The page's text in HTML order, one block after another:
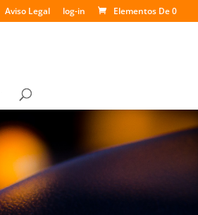
Aviso Legal log-in Elementos De 0